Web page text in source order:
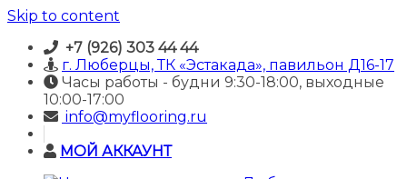
Skip to content
+7 (926) 303 44 44
г. Люберцы, ТК «Эстакада», павильон Д16-17
Часы работы - будни 9:30-18:00, выходные
10:00-17:00
info@myflooring.ru
МОЙ АККАУНТ